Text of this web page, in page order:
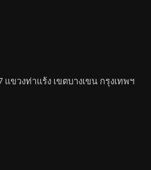
วงท่าแร้ง เขตบางเขน กรุงเทพฯ